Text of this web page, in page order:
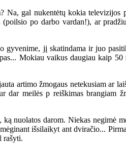
gal nukentėtų kokia televizijos
po darbo vardan!), ar
jį skatindama ir juo
Mokiau vaikus daugiau kaip
artimo žmogaus netekusiam ar
dar meilės p reiškimas brangiam
nuolatos darom. Niekas negimė
išsilaikyt ant dviračio...
rašyti.